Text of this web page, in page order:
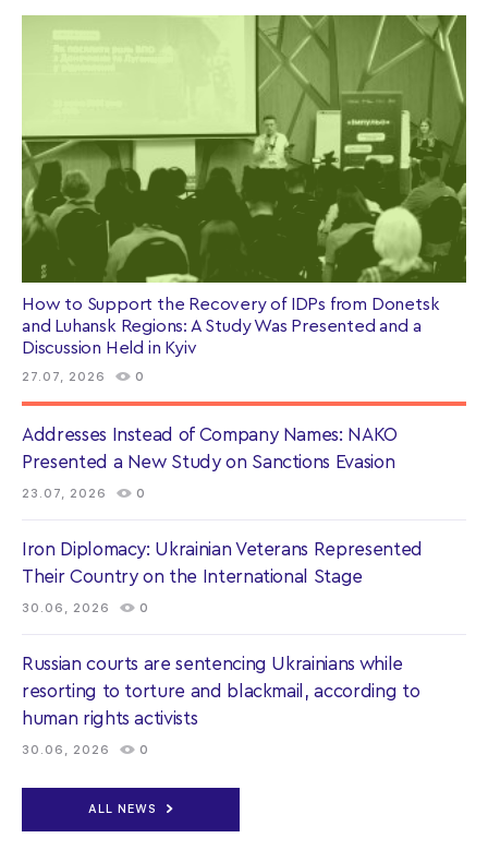
How to Support the Recovery of IDPs from Donetsk
and Luhansk Regions: A Study Was Presented and a
Discussion Held in Kyiv
27.07, 2026 0
Addresses Instead of Company Names: NAKO
Presented a New Study on Sanctions Evasion
23.07, 2026 0
Iron Diplomacy: Ukrainian Veterans Represented
Their Country on the International Stage
30.06, 2026 0
Russian courts are sentencing Ukrainians while
resorting to torture and blackmail, according to
human rights activists
30.06, 2026 0
ALL NEWS